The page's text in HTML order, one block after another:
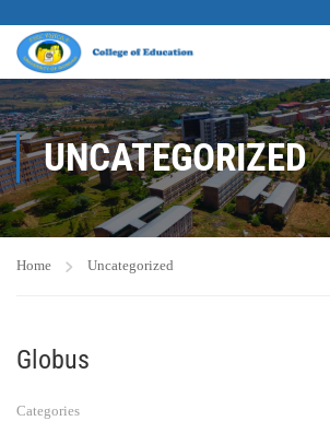
UNCATEGORIZED
Home Uncategorized
Globus
Categories